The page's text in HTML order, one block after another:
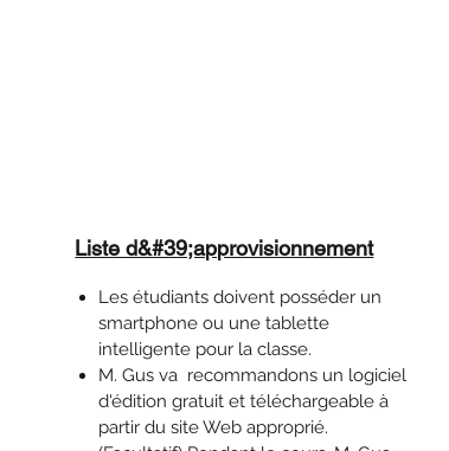
Liste d&#39;approvisionnement
Les étudiants doivent posséder un
smartphone ou une tablette
intelligente pour la classe.
M. Gus va recommandons un logiciel
d'édition gratuit et téléchargeable à
partir du site Web approprié.